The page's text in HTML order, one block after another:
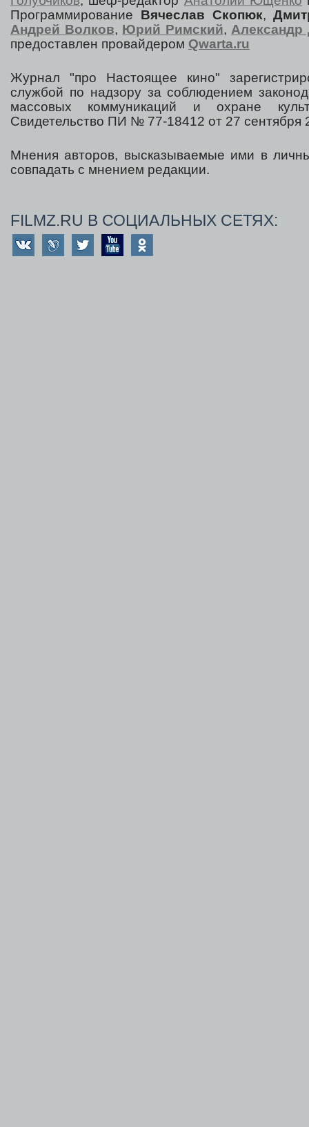
Программирование Вячеслав Скопюк,
Андрей Волков, Юрий Римский,Александр
предоставлен провайдером Qwarta.ru
Журнал "про Настоящее кино"
службой по надзору за соблюдением
массовых коммуникаций и охране
Свидетельство ПИ № 77-18412 от 27 сентября
Мнения авторов, высказываемые ими в
совпадать с мнением редакции.
FILMZ.RU В СОЦИАЛЬНЫХ СЕТЯХ: